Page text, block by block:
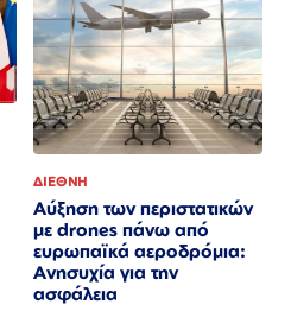
ΔΙΕΘΝΗ
Αύξηση των περιστατικών
με drones πάνω από
ευρωπαϊκά αεροδρόμια:
Ανησυχία για την
ασφάλεια